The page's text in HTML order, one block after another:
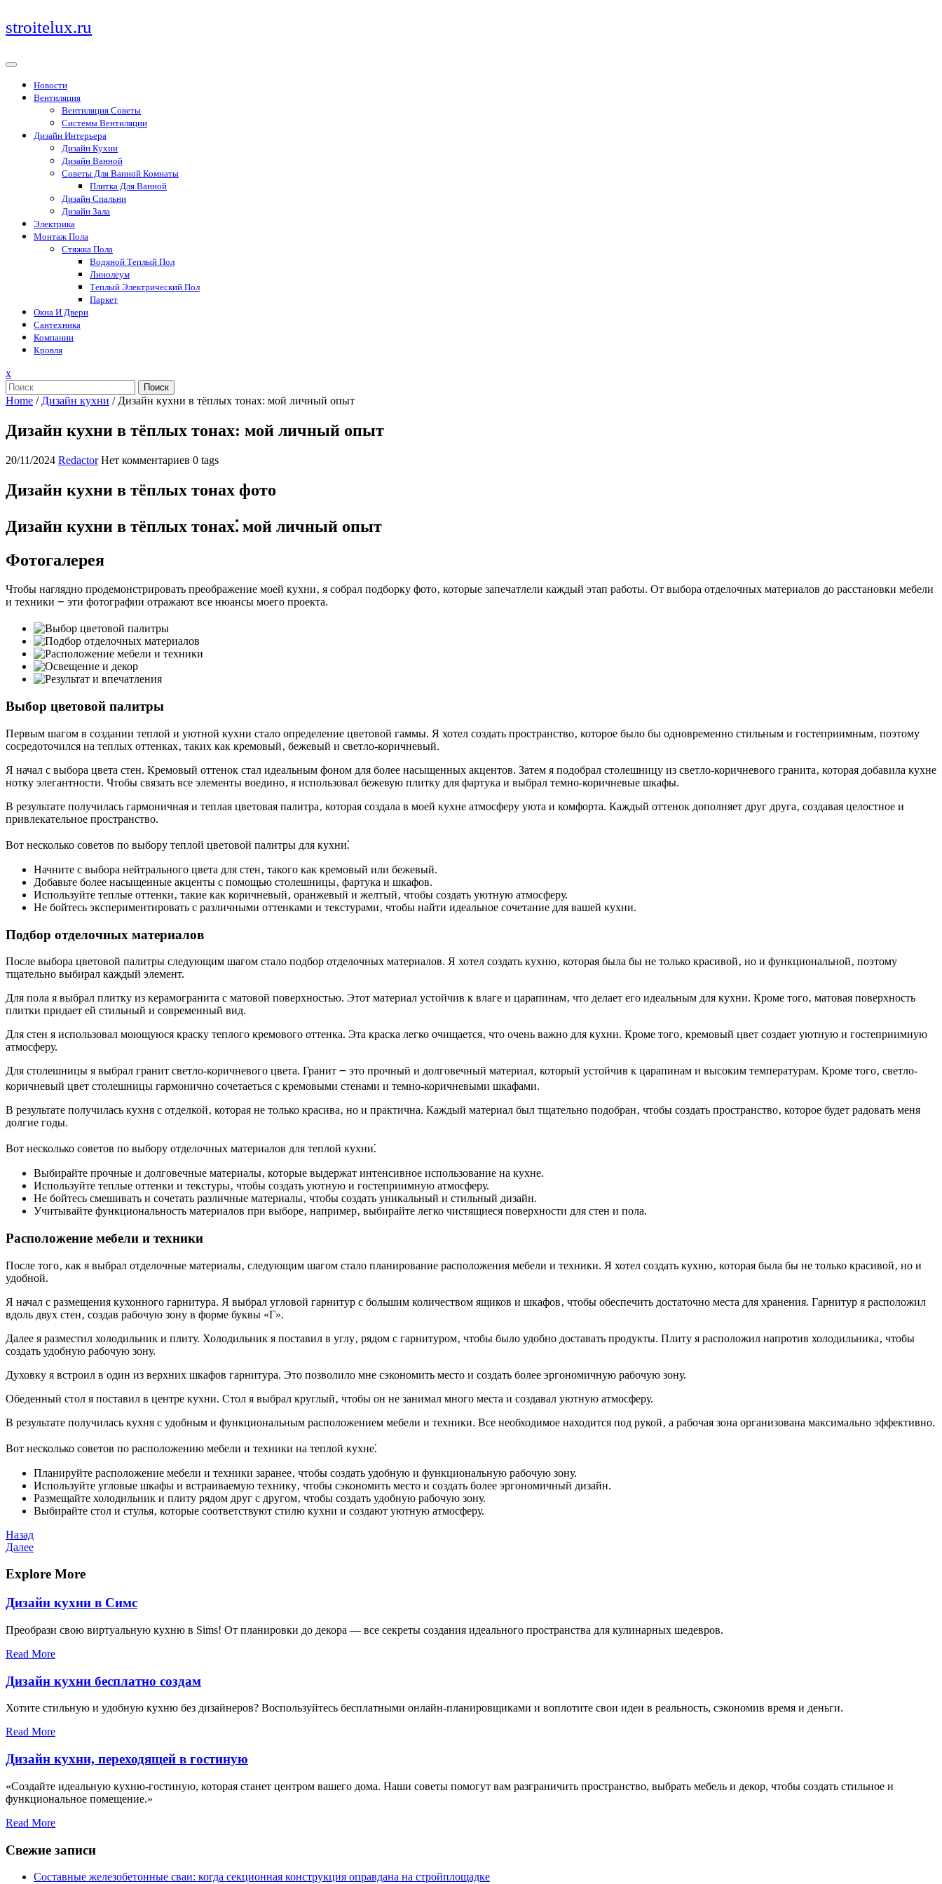
Перейти
к
stroitelux.ru
Новости
Вентиляция
Вентиляция Советы
Системы Вентиляции
Дизайн Интерьера
Дизайн Кухни
Дизайн Ванной
Советы Для Ванной Комнаты
Плитка Для Ванной
Дизайн Спальни
Дизайн Зала
Электрика
Монтаж Пола
Стяжка Пола
Водяной Теплый Пол
Линолеум
Теплый Электрический Пол
Паркет
Окна И Двери
Сантехника
Компании
Кровля
xЗакрыть
меню
Поиск
Home / Дизайн кухни / Дизайн кухни в тёплых тонах: мой личный опыт
Дизайн кухни в тёплых тонах: мой личный опыт
20/11/2024 Redactor Нет комментариев 0 tags
Дизайн кухни в тёплых тонах фото
Дизайн кухни в тёплых тонах⁚ мой личный опыт
Фотогалерея
Чтобы наглядно продемонстрировать преображение моей кухни‚ я собрал подборку фото‚ которые запечатлели каждый этап работы. От выбора отделочных материалов до расстановки мебели
и техники ౼ эти фотографии отражают все нюансы моего проекта.
Выбор цветовой палитры
Первым шагом в создании теплой и уютной кухни стало определение цветовой гаммы. Я хотел создать пространство‚ которое было бы одновременно стильным и гостеприимным‚ поэтому
сосредоточился на теплых оттенках‚ таких как кремовый‚ бежевый и светло-коричневый.
Я начал с выбора цвета стен. Кремовый оттенок стал идеальным фоном для более насыщенных акцентов. Затем я подобрал столешницу из светло-коричневого гранита‚ которая добавила кухне
нотку элегантности. Чтобы связать все элементы воедино‚ я использовал бежевую плитку для фартука и выбрал темно-коричневые шкафы.
В результате получилась гармоничная и теплая цветовая палитра‚ которая создала в моей кухне атмосферу уюта и комфорта. Каждый оттенок дополняет друг друга‚ создавая целостное и
привлекательное пространство.
Вот несколько советов по выбору теплой цветовой палитры для кухни⁚
Начните с выбора нейтрального цвета для стен‚ такого как кремовый или бежевый.
Добавьте более насыщенные акценты с помощью столешницы‚ фартука и шкафов.
Используйте теплые оттенки‚ такие как коричневый‚ оранжевый и желтый‚ чтобы создать уютную атмосферу.
Не бойтесь экспериментировать с различными оттенками и текстурами‚ чтобы найти идеальное сочетание для вашей кухни.
Подбор отделочных материалов
После выбора цветовой палитры следующим шагом стало подбор отделочных материалов. Я хотел создать кухню‚ которая была бы не только красивой‚ но и функциональной‚ поэтому
тщательно выбирал каждый элемент.
Для пола я выбрал плитку из керамогранита с матовой поверхностью. Этот материал устойчив к влаге и царапинам‚ что делает его идеальным для кухни. Кроме того‚ матовая поверхность
плитки придает ей стильный и современный вид.
Для стен я использовал моющуюся краску теплого кремового оттенка. Эта краска легко очищается‚ что очень важно для кухни. Кроме того‚ кремовый цвет создает уютную и гостеприимную
атмосферу.
Для столешницы я выбрал гранит светло-коричневого цвета. Гранит ౼ это прочный и долговечный материал‚ который устойчив к царапинам и высоким температурам. Кроме того‚ светло-
коричневый цвет столешницы гармонично сочетаеться с кремовыми стенами и темно-коричневыми шкафами.
В результате получилась кухня с отделкой‚ которая не только красива‚ но и практична. Каждый материал был тщательно подобран‚ чтобы создать пространство‚ которое будет радовать меня
долгие годы.
Вот несколько советов по выбору отделочных материалов для теплой кухни⁚
Выбирайте прочные и долговечные материалы‚ которые выдержат интенсивное использование на кухне.
Используйте теплые оттенки и текстуры‚ чтобы создать уютную и гостеприимную атмосферу.
Не бойтесь смешивать и сочетать различные материалы‚ чтобы создать уникальный и стильный дизайн.
Учитывайте функциональность материалов при выборе‚ например‚ выбирайте легко чистящиеся поверхности для стен и пола.
Расположение мебели и техники
После того‚ как я выбрал отделочные материалы‚ следующим шагом стало планирование расположения мебели и техники. Я хотел создать кухню‚ которая была бы не только красивой‚ но и
удобной.
Я начал с размещения кухонного гарнитура. Я выбрал угловой гарнитур с большим количеством ящиков и шкафов‚ чтобы обеспечить достаточно места для хранения. Гарнитур я расположил
вдоль двух стен‚ создав рабочую зону в форме буквы «Г».
Далее я разместил холодильник и плиту. Холодильник я поставил в углу‚ рядом с гарнитуром‚ чтобы было удобно доставать продукты. Плиту я расположил напротив холодильника‚ чтобы
создать удобную рабочую зону.
Духовку я встроил в один из верхних шкафов гарнитура. Это позволило мне сэкономить место и создать более эргономичную рабочую зону.
Обеденный стол я поставил в центре кухни. Стол я выбрал круглый‚ чтобы он не занимал много места и создавал уютную атмосферу.
В результате получилась кухня с удобным и функциональным расположением мебели и техники. Все необходимое находится под рукой‚ а рабочая зона организована максимально эффективно.
Вот несколько советов по расположению мебели и техники на теплой кухне⁚
Планируйте расположение мебели и техники заранее‚ чтобы создать удобную и функциональную рабочую зону.
Используйте угловые шкафы и встраиваемую технику‚ чтобы сэкономить место и создать более эргономичный дизайн.
Размещайте холодильник и плиту рядом друг с другом‚ чтобы создать удобную рабочую зону.
Выбирайте стол и стулья‚ которые соответствуют стилю кухни и создают уютную атмосферу.
Навигация
по
записям
Предыдущая
запись
Назад
Следующая
Далее
Explore More
Дизайн кухни в Симс
Преобрази свою виртуальную кухню в Sims! От планировки до декора — все секреты создания идеального пространства для кулинарных шедевров.
Read More
Дизайн кухни бесплатно создам
Хотите стильную и удобную кухню без дизайнеров? Воспользуйтесь бесплатными онлайн-планировщиками и воплотите свои идеи в реальность, сэкономив время и деньги.
Read More
Дизайн кухни, переходящей в гостиную
«Создайте идеальную кухню-гостиную, которая станет центром вашего дома. Наши советы помогут вам разграничить пространство, выбрать мебель и декор, чтобы создать стильное и
функциональное помещение.»
Read More
Свежие записи
Составные железобетонные сваи: когда секционная конструкция оправдана на стройплощадке